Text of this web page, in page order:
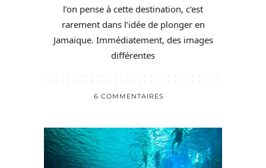
l’on pense à cette destination, c’est
rarement dans l’idée de plonger en
Jamaïque. Immédiatement, des images
différentes
6 COMMENTAIRES